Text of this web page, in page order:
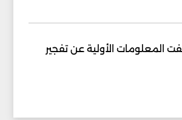
المعلومات الأولية عن تفجير